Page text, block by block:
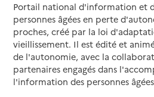
Portail national d'information et
personnes âgées en perte
proches, créé par la loi
vieillissement. Il est édité et
de l'autonomie, avec la
partenaires engagés dans
l'information des personnes